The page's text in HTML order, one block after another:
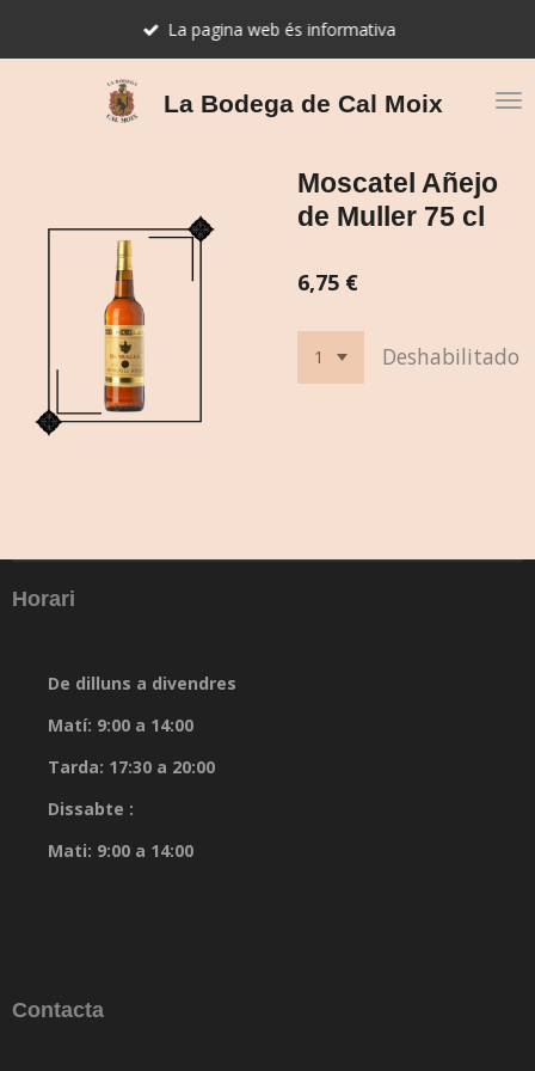
La Bodega de Cal Moix
La pagina web és informativa
Moscatel Añejo
de Muller 75 cl
6,75 €
Deshabilitado
Horari
De dilluns a divendres
Matí: 9:00 a 14:00
Tarda: 17:30 a 20:00
Dissabte :
Mati: 9:00 a 14:00
Contacta